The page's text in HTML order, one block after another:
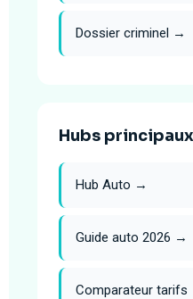
Dossier criminel →
Hubs principaux
Hub Auto →
Guide auto 2026 →
Comparateur tarifs